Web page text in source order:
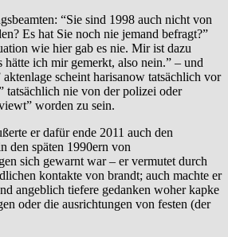
“Sie sind 1998 auch nicht von
Es hat Sie noch nie jemand befragt?”
wie hier gab es nie. Mir ist dazu
ich mir gemerkt, also nein.” – und
aktenlage scheint harisanow tatsächlich vor
tatsächlich nie von der polizei oder
worden zu sein.
er dafür ende 2011 auch den
den späten 1990ern von
sich gewarnt war – er vermutet durch
kontakte von brandt; auch machte er
angeblich tiefere gedanken woher kapke
oder die ausrichtungen von festen (der